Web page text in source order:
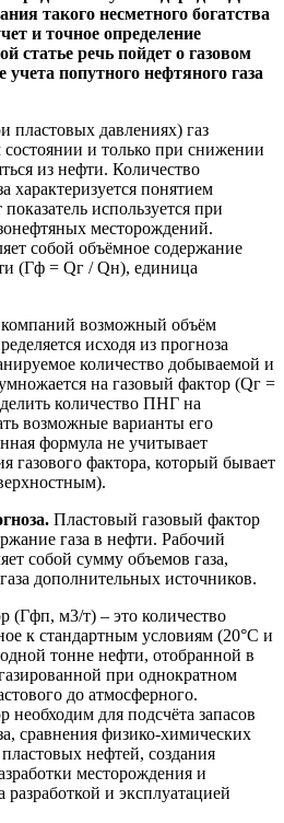
такого несметного богатства
и точное определение
статье речь пойдет о газовом
попутного нефтяного газа
пластовых давлениях) газ
состоянии и только при снижении
из нефти. Количество
характеризуется понятием
используется при
месторождений.
собой объёмное содержание
(Гф = Qг / Qн), единица
возможный объём
исходя из прогноза
количество добываемой и
на газовый фактор (Qг =
количество ПНГ на
возможные варианты его
формула не учитывает
газового фактора, который бывает
Пластовый газовый фактор
газа в нефти. Рабочий
собой сумму объемов газа,
дополнительных источников.
(Гфп, м3/т) – это количество
к стандартным условиям (20°С и
тонне нефти, отобранной в
при однократном
до атмосферного.
для подсчёта запасов
сравнения физико-химических
нефтей, создания
месторождения и
разработкой и эксплуатацией